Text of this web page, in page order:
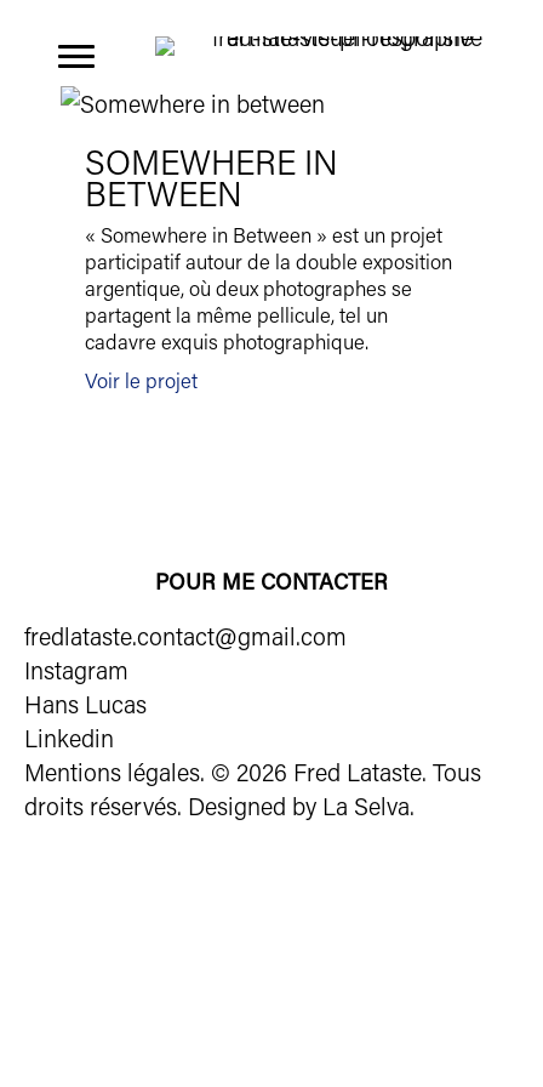
contenu
SOMEWHERE IN
BETWEEN
« Somewhere in Between » est un projet
participatif autour de la double exposition
argentique, où deux photographes se
partagent la même pellicule, tel un
cadavre exquis photographique.
Voir le projet
POUR ME CONTACTER
fredlataste.contact@gmail.com
Instagram
Hans Lucas
Linkedin
Mentions légales. © 2026 Fred Lataste. Tous
droits réservés. Designed by La Selva.